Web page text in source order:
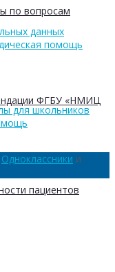
по вопросам
ФГБУ «НМИЦ
пациентов
данных
помощь
для школьников
Одноклассники и